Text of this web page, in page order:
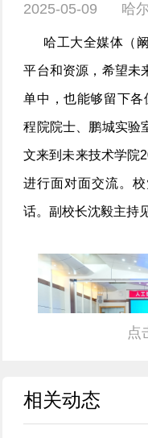
2025-05-09 哈尔
哈工大全媒体（阚
平台和资源，希望未
单中，也能够留下各
程院院士、鹏城实验
文来到未来技术学院
进行面对面交流。
话。副校长沈毅主持
点
相关动态